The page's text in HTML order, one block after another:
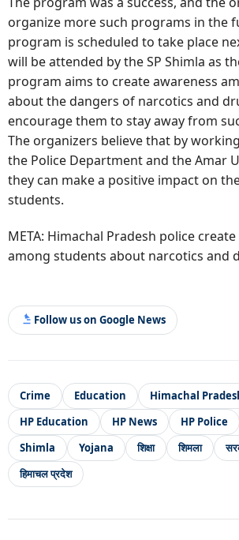
organize more such programs in the
program is scheduled to take place
will be attended by the SP Shimla as
program aims to create awareness
about the dangers of narcotics and
encourage them to stay away from
The organizers believe that by
the Police Department and the Amar
they can make a positive impact on
students.
META: Himachal Pradesh police
among students about narcotics and
Follow us on Google News
Crime Education
Himachal
HP Education
HP News HP Police
Shimla
Yojana शिक्षा शिमला
हिमाचल प्रदेश